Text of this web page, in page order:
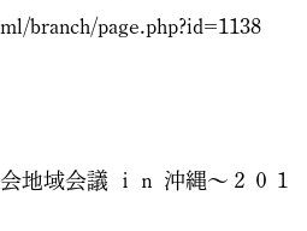
branch/page.php?id=1138
地域会議 ｉｎ 沖縄～２０１